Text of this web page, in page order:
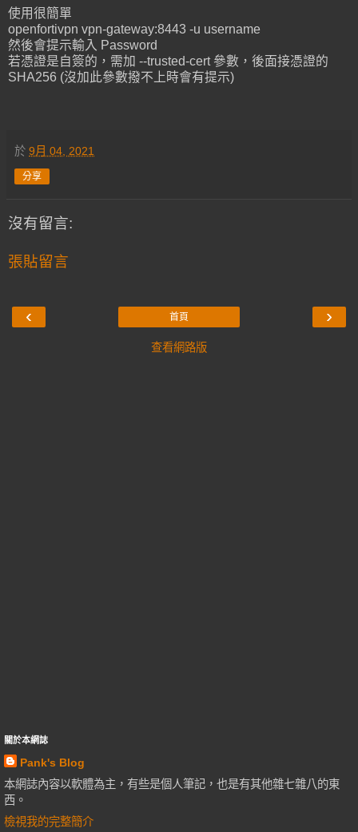
使用很簡單
openfortivpn vpn-gateway:8443 -u username
然後會提示輸入 Password
若憑證是自簽的，需加 --trusted-cert 參數，後面接憑證的
SHA256 (沒加此參數撥不上時會有提示)
於 9月 04, 2021
分享
沒有留言:
張貼留言
‹ ›
首頁
查看網路版
關於本網誌
Pank's Blog
本網誌內容以軟體為主，有些是個人筆記，也是有其他雜七雜八的東
西。
檢視我的完整簡介